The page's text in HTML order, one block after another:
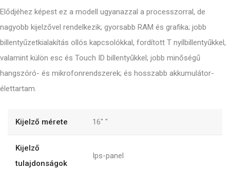
Elődjéhez képest ez a modell ugyanazzal a processzorral, de
nagyobb kijelzővel rendelkezik; gyorsabb RAM és grafika; jobb
billentyűzetkialakítás ollós kapcsolókkal, fordított T nyílbillentyűkkel,
valamint külön esc és Touch ID billentyűkkel; jobb minőségű
hangszóró- és mikrofonrendszerek; és hosszabb akkumulátor-
élettartam.
Kijelző mérete 16" "
Kijelző
tulajdonságok
Ips-panel